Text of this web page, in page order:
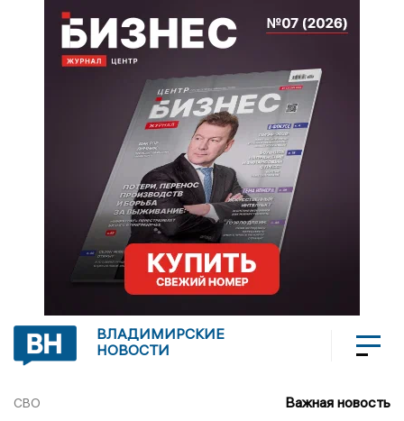
ВЛАДИМИРСКИЕ
НОВОСТИ
СВО Важная новость